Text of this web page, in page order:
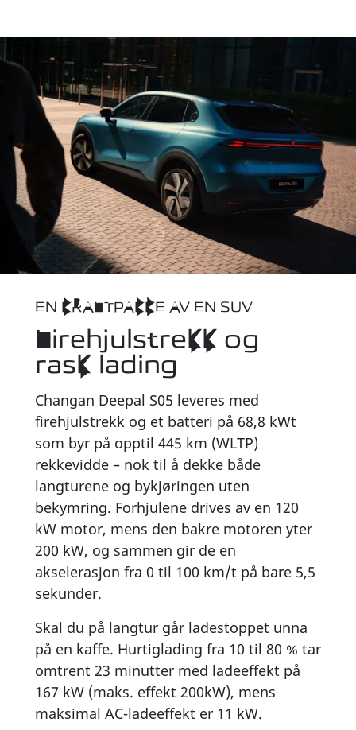
EN KRAFTPAKKE AV EN SUV
Firehjulstrekk og
rask lading
Changan Deepal S05 leveres med
firehjulstrekk og et batteri på 68,8 kWt
som byr på opptil 445 km (WLTP)
rekkevidde – nok til å dekke både
langturene og bykjøringen uten
bekymring. Forhjulene drives av en 120
kW motor, mens den bakre motoren yter
200 kW, og sammen gir de en
akselerasjon fra 0 til 100 km/t på bare 5,5
sekunder.
Skal du på langtur går ladestoppet unna
på en kaffe. Hurtiglading fra 10 til 80 % tar
omtrent 23 minutter med ladeeffekt på
167 kW (maks. effekt 200kW), mens
maksimal AC-ladeeffekt er 11 kW.